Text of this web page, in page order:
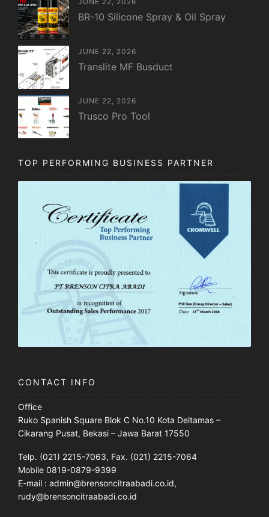
BR-10 Silicone Spray & Oil Spray
JUNE 22, 2026
Translite MF Busduct
JUNE 22, 2026
Trusco Pro Tool
TOP PERFORMING BUSINESS PARTNER
CONTACT INFO
Office
Ruko Spanish Square Blok C No.10 Kota Deltamas –
Cikarang Pusat, Bekasi – Jawa Barat 17550
Telp. (021) 2215-7063, Fax. (021) 2215-7064
Mobile 0819-0879-9399
E-mail : admin@brensoncitraabadi.co.id,
rudy@brensoncitraabadi.co.id